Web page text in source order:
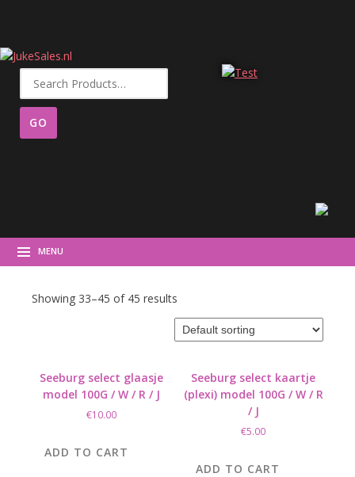
MENU
Showing 33–45 of 45 results
Seeburg select glaasje
model 100G / W / R / J
€10.00
ADD TO CART
Seeburg select kaartje
(plexi) model 100G / W / R
/ J
€5.00
ADD TO CART